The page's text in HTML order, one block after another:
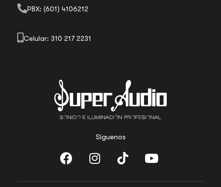
Síguenos
PBX: (601) 4106212
Celular: 310 217 2231